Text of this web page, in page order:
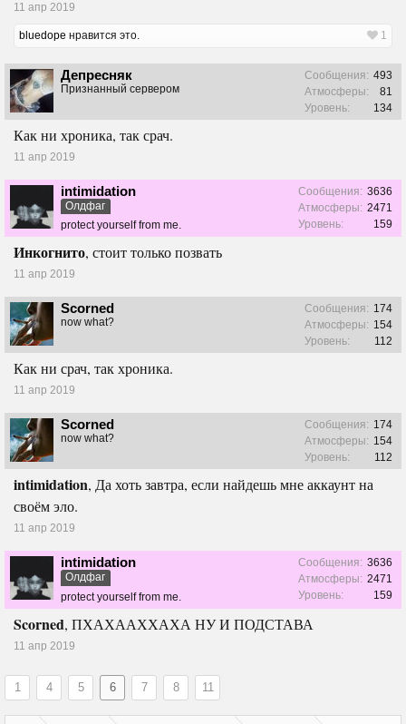
11 апр 2019
bluedope нравится это. 1
Депресняк
Признанный сервером
Сообщения: 493
Атмосферы:
81
Уровень:
134
Как ни хроника, так срач.
11 апр 2019
intimidation
Олдфаг
protect yourself from me.
Сообщения: 3636
Атмосферы: 2471
Уровень:
159
Инкогнито, стоит только позвать
11 апр 2019
Scorned
now what?
Сообщения: 174
Атмосферы: 154
Уровень:
112
Как ни срач, так хроника.
11 апр 2019
Scorned
now what?
Сообщения: 174
Атмосферы: 154
Уровень:
112
intimidation, Да хоть завтра, если найдешь мне аккаунт на
своём эло.
11 апр 2019
intimidation
Олдфаг
protect yourself from me.
Сообщения: 3636
Атмосферы: 2471
Уровень:
159
Scorned, ПХАХААХХАХА НУ И ПОДСТАВА
11 апр 2019
1 4 5 6 7 8 11